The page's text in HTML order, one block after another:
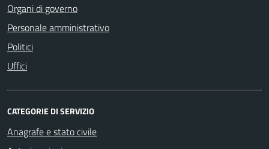
Organi di governo
Personale amministrativo
Politici
Uffici
CATEGORIE DI SERVIZIO
Anagrafe e stato civile